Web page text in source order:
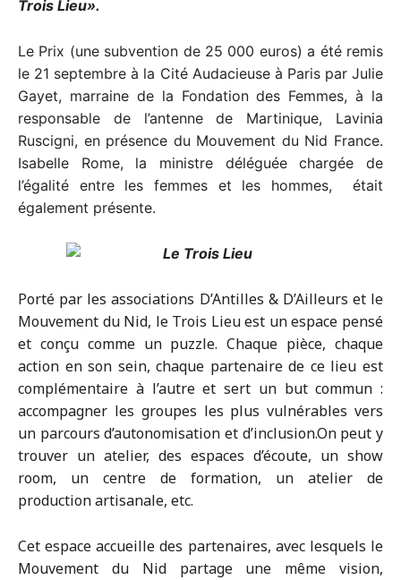
Trois Lieu».
Le Prix (une subvention de 25 000 euros) a été remis
le 21 septembre à la Cité Audacieuse à Paris par Julie
Gayet, marraine de la Fondation des Femmes, à la
responsable de l’antenne de Martinique, Lavinia
Ruscigni, en présence du Mouvement du Nid France.
Isabelle Rome, la ministre déléguée chargée de
l’égalité entre les femmes et les hommes, était
également présente.
Porté par les associations D’Antilles & D’Ailleurs et le
Mouvement du Nid, le Trois Lieu est un espace pensé
et conçu comme un puzzle. Chaque pièce, chaque
action en son sein, chaque partenaire de ce lieu est
complémentaire à l’autre et sert un but commun :
accompagner les groupes les plus vulnérables vers
un parcours d’autonomisation et d’inclusion.On peut y
trouver un atelier, des espaces d’écoute, un show
room, un centre de formation, un atelier de
production artisanale, etc.
Cet espace accueille des partenaires, avec lesquels le
Mouvement du Nid partage une même vision,